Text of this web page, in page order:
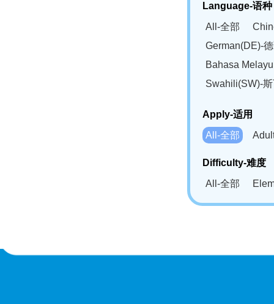
Language-语种
All-全部
German(DE)-
Bahasa
Swahili(SW)-
Apply-适用
All-全部
Difficulty-难度
All-全部